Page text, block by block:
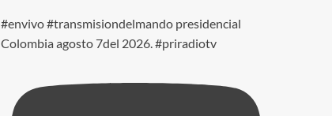
#envivo #transmisiondelmando presidencial
Colombia agosto 7del 2026. #priradiotv